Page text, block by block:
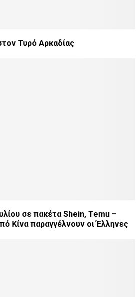
Τυρό Αρκαδίας
σε πακέτα Shein, Temu –
Κίνα παραγγέλνουν οι Έλληνες